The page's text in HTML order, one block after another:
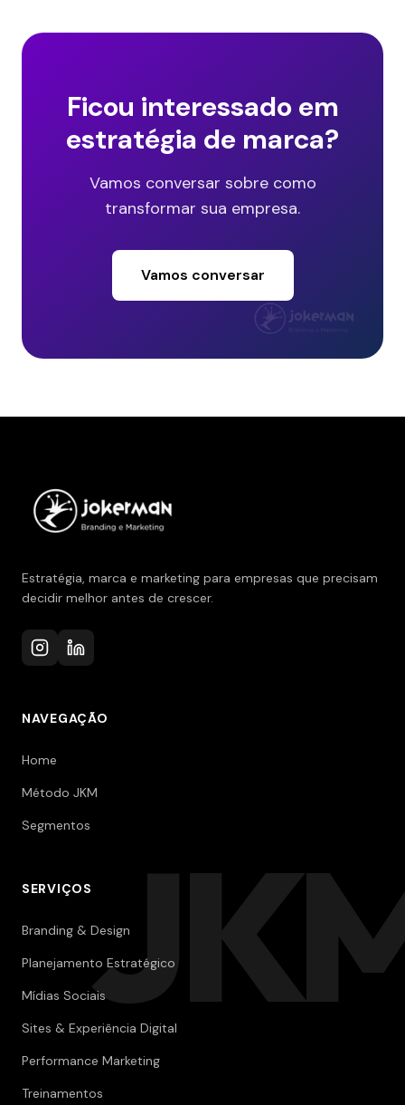
Ficou interessado em
estratégia de marca?
Vamos conversar sobre como
transformar sua empresa.
Vamos conversar
Estratégia, marca e marketing para empresas que precisam
decidir melhor antes de crescer.
NAVEGAÇÃO
Home
Método JKM
Segmentos
SERVIÇOS
Branding & Design
Planejamento Estratégico
Mídias Sociais
Sites & Experiência Digital
Performance Marketing
Treinamentos